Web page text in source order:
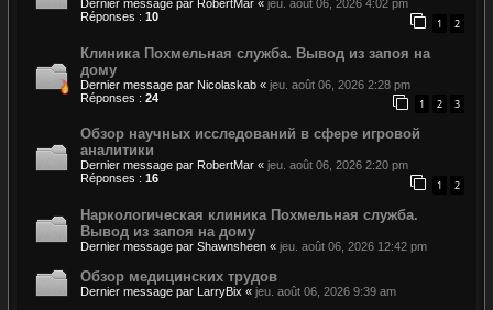
Dernier message par RobertMar « jeu. août 06, 2026 4:02 pm
Réponses : 10 1 2
Клиника Похмельная служба. Вывод из запоя на
дому
Dernier message par Nicolaskab « jeu. août 06, 2026 2:28 pm
Réponses : 24 1 2 3
Обзор научных исследований в сфере игровой
аналитики
Dernier message par RobertMar « jeu. août 06, 2026 2:20 pm
Réponses : 16 1 2
Наркологическая клиника Похмельная служба.
Вывод из запоя на дому
Dernier message par Shawnsheen « jeu. août 06, 2026 12:42 pm
Обзор медицинских трудов
Dernier message par LarryBix « jeu. août 06, 2026 9:39 am